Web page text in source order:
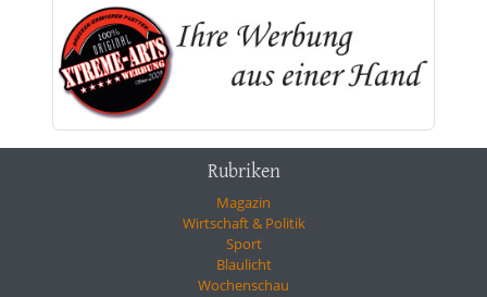
Rubriken
Magazin
Wirtschaft & Politik
Sport
Blaulicht
Wochenschau